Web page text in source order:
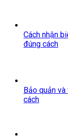
Cách nhận
đúng cách
Bảo quản
cách